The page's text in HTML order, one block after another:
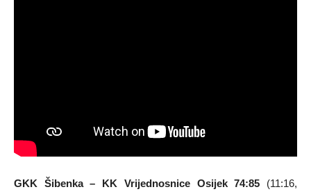
GKK Šibenka – KK Vrijednosnice Osijek 74:85 (11:16,